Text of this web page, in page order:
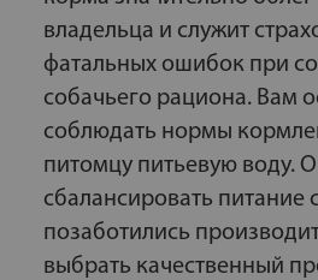
владельца и служит
фатальных ошибок при
собачьего рациона. Вам
соблюдать нормы
питомцу питьевую воду.
сбалансировать питание
позаботились
выбрать качественный